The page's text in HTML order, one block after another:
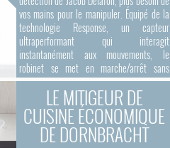
vos mains pour le manipuler. Équipé de la
technologie Response, un capteur
ultraperformant qui interagit
instantanément aux mouvements, le
robinet se met en marche/arrêt sans
contact.
LE MITIGEUR DE
CUISINE ÉCONOMIQUE
DE DORNBRACHT